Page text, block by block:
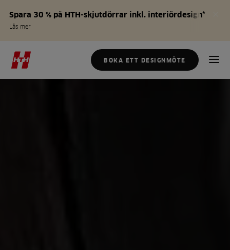
Spara 30 % på HTH-skjutdörrar inkl. interiördesign*
Läs mer
BOKA ETT DESIGNMÖTE